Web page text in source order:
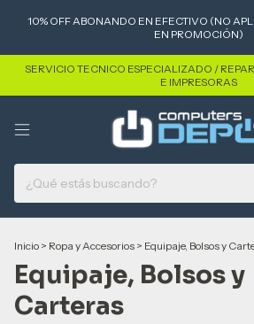
10% OFF ABONANDO EN EFECTIVO (NO
EN PROMOCIÓN)
SERVICIO TECNICO ESPECIALIZADO /
E IMPRESORAS
Inicio > Ropa y Accesorios > Equipaje, Bolsos y
Equipaje, Bolsos y
Carteras